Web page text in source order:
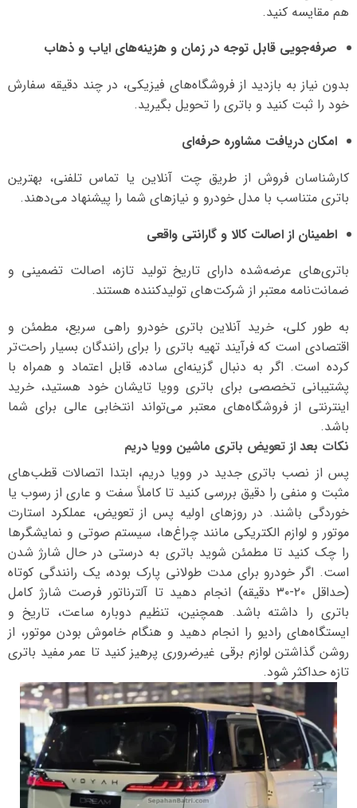
هم مقایسه کنید.
صرفه‌جویی قابل توجه در زمان و هزینه‌های ایاب و ذهاب
بدون نیاز به بازدید از فروشگاه‌های فیزیکی، در چند دقیقه سفارش
خود را ثبت کنید و باتری را تحویل بگیرید.
امکان دریافت مشاوره حرفه‌ای
کارشناسان فروش از طریق چت آنلاین یا تماس تلفنی، بهترین
باتری متناسب با مدل خودرو و نیازهای شما را پیشنهاد می‌دهند.
اطمینان از اصالت کالا و گارانتی واقعی
باتری‌های عرضه‌شده دارای تاریخ تولید تازه، اصالت تضمینی و
ضمانت‌نامه معتبر از شرکت‌های تولیدکننده هستند.
به طور کلی، خرید آنلاین باتری خودرو راهی سریع، مطمئن و
اقتصادی است که فرآیند تهیه باتری را برای رانندگان بسیار راحت‌تر
کرده است. اگر به دنبال گزینه‌ای ساده، قابل اعتماد و همراه با
پشتیبانی تخصصی برای باتری وویا تایشان خود هستید، خرید
اینترنتی از فروشگاه‌های معتبر می‌تواند انتخابی عالی برای شما
باشد.
نکات بعد از تعویض باتری ماشین وویا دریم
پس از نصب باتری جدید در وویا دریم، ابتدا اتصالات قطب‌های
مثبت و منفی را دقیق بررسی کنید تا کاملاً سفت و عاری از رسوب یا
خوردگی باشند. در روزهای اولیه پس از تعویض، عملکرد استارت
موتور و لوازم الکتریکی مانند چراغ‌ها، سیستم صوتی و نمایشگرها
را چک کنید تا مطمئن شوید باتری به درستی در حال شارژ شدن
است. اگر خودرو برای مدت طولانی پارک بوده، یک رانندگی کوتاه
(حداقل ۲۰-۳۰ دقیقه) انجام دهید تا آلترناتور فرصت شارژ کامل
باتری را داشته باشد. همچنین، تنظیم دوباره ساعت، تاریخ و
ایستگاه‌های رادیو را انجام دهید و هنگام خاموش بودن موتور، از
روشن گذاشتن لوازم برقی غیرضروری پرهیز کنید تا عمر مفید باتری
تازه حداکثر شود.